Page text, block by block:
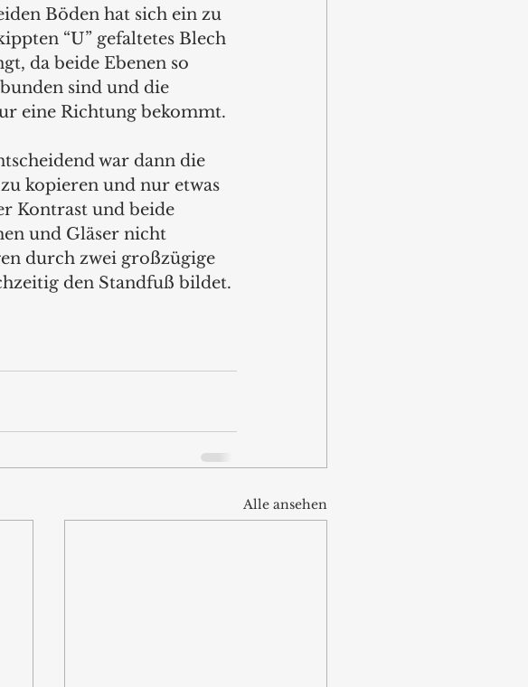
Böden hat sich ein zu
“U” gefaltetes Blech
da beide Ebenen so
sind und die
eine Richtung bekommt.
war dann die
kopieren und nur etwas
Kontrast und beide
und Gläser nicht
durch zwei großzügige
den Standfuß bildet.
Alle ansehen